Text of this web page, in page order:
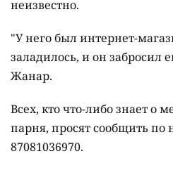
неизвестно.
"У него был интернет-
заладилось, и он забросил
Жанар.
Всех, кто что-либо знает о
парня, просят сообщить по
87081036970.